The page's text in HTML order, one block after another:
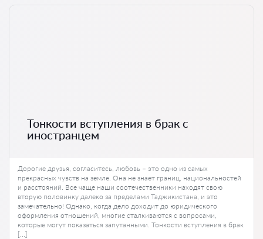
Тонкости вступления в брак с
иностранцем
Дорогие друзья, согласитесь, любовь – это одно из самых
прекрасных чувств на земле. Она не знает границ, национальностей
и расстояний. Все чаще наши соотечественники находят свою
вторую половинку далеко за пределами Таджикистана, и это
замечательно! Однако, когда дело доходит до юридического
оформления отношений, многие сталкиваются с вопросами,
которые могут показаться запутанными. Тонкости вступления в брак
[…]